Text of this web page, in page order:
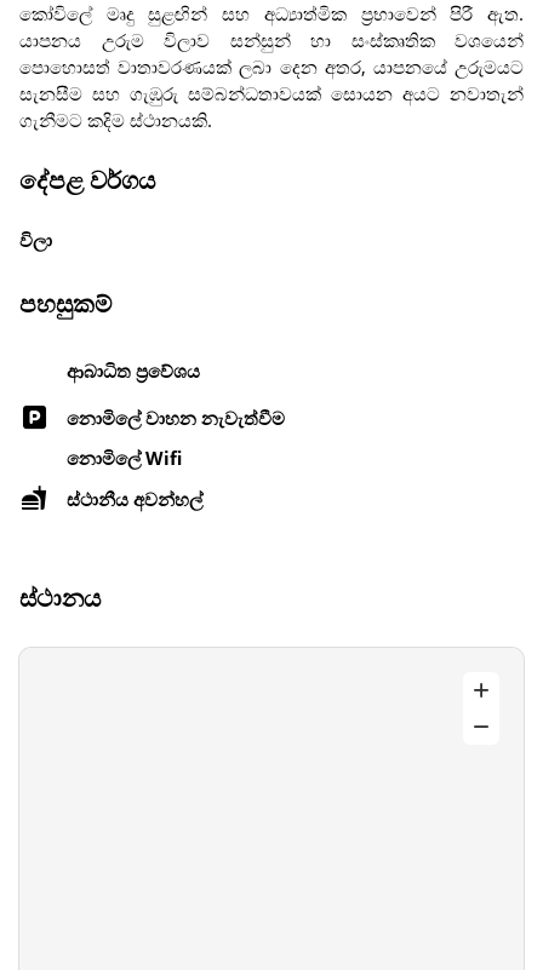
කෝවිලේ මෘදු සුළඟින් සහ අධ්‍යාත්මික ප්‍රභාවෙන් පිරී ඇත.
යාපනය උරුම විලාව සන්සුන් හා සංස්කෘතික වශයෙන්
පොහොසත් වාතාවරණයක් ලබා දෙන අතර, යාපනයේ උරුමයට
සැනසීම සහ ගැඹුරු සම්බන්ධතාවයක් සොයන අයට නවාතැන්
ගැනීමට කදිම ස්ථානයකි.
දේපළ වර්ගය
විලා
පහසුකම්
ආබාධිත ප්‍රවේශය
නොමිලේ වාහන නැවැත්වීම
නොමිලේ Wifi
ස්ථානීය අවන්හල්
ස්ථානය